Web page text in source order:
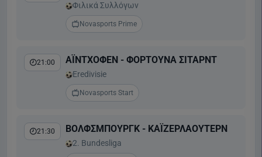
Φιλικά Συλλόγων
Novasports Prime
21:00 ΑΪΝΤΧΟΦΕΝ - ΦΟΡΤΟΥΝΑ ΣΙΤΑΡΝΤ
Eredivisie
Novasports Start
21:30 ΒΟΛΦΣΜΠΟΥΡΓΚ - ΚΑΪΖΕΡΛΑΟΥΤΕΡΝ
2. Bundesliga